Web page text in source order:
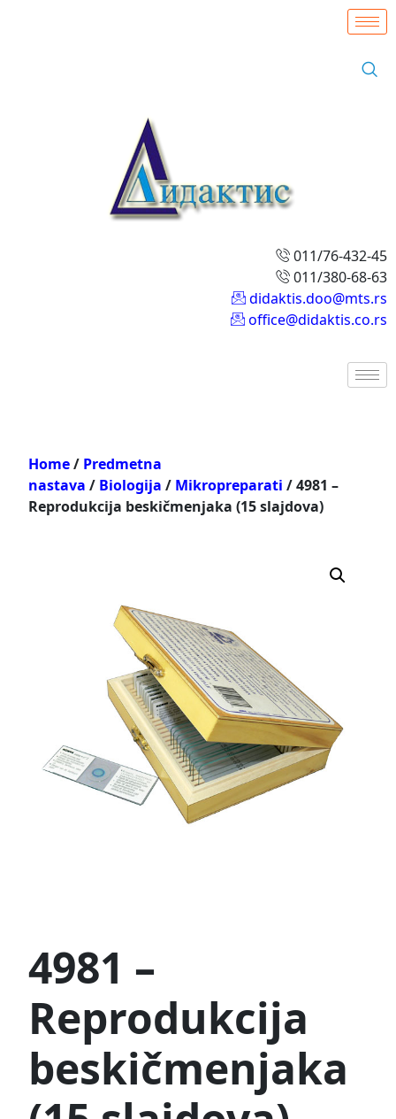
011/76-432-45
011/380-68-63
didaktis.doo@mts.rs
office@didaktis.co.rs
Home/ Predmetna
nastava / Biologija / Mikropreparati / 4981 –
Reprodukcija beskičmenjaka (15 slajdova)
4981 –
Reprodukcija
beskičmenjaka